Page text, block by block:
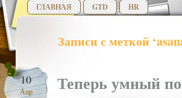
ГЛАВНАЯ GTD HR
Записи с меткой
10
Апр Теперь умный